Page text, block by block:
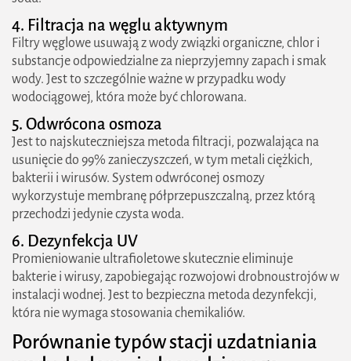
4. Filtracja na węglu aktywnym
Filtry węglowe usuwają z wody związki organiczne, chlor i
substancje odpowiedzialne za nieprzyjemny zapach i smak
wody. Jest to szczególnie ważne w przypadku wody
wodociągowej, która może być chlorowana.
5. Odwrócona osmoza
Jest to najskuteczniejsza metoda filtracji, pozwalająca na
usunięcie do 99% zanieczyszczeń, w tym metali ciężkich,
bakterii i wirusów. System odwróconej osmozy
wykorzystuje membranę półprzepuszczalną, przez którą
przechodzi jedynie czysta woda.
6. Dezynfekcja UV
Promieniowanie ultrafioletowe skutecznie eliminuje
bakterie i wirusy, zapobiegając rozwojowi drobnoustrojów w
instalacji wodnej. Jest to bezpieczna metoda dezynfekcji,
która nie wymaga stosowania chemikaliów.
Porównanie typów stacji uzdatniania